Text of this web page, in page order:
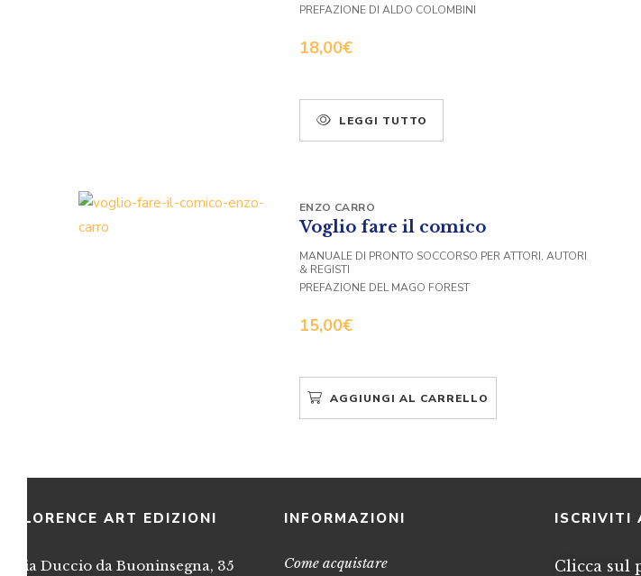
18,00€
PREFAZIONE DI ALDO COLOMBINI
LEGGI TUTTO
Voglio fare il comico
15,00€
ENZO CARRO
MANUALE DI PRONTO SOCCORSO PER ATTORI, AUTORI
& REGISTI
PREFAZIONE DEL MAGO FOREST
AGGIUNGI AL CARRELLO
FLORENCE ART EDIZIONI
Via Duccio da Buoninsegna, 35
INFORMAZIONI
Come acquistare
ISCRIVITI
Clicca sul